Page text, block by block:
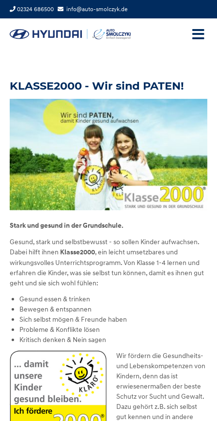
02324 686500 info@auto-smolczyk.de
KLASSE2000 - Wir sind PATEN!
Stark und gesund in der Grundschule.
Gesund, stark und selbstbewusst - so sollen Kinder aufwachsen.
Dabei hilft ihnen Klasse2000, ein leicht umsetzbares und
wirkungsvolles Unterrichtsprogramm. Von Klasse 1-4 lernen und
erfahren die Kinder, was sie selbst tun können, damit es ihnen gut
geht und sie sich wohl fühlen:
Gesund essen & trinken
Bewegen & entspannen
Sich selbst mögen & Freunde haben
Probleme & Konflikte lösen
Kritisch denken & Nein sagen
Wir fördern die Gesundheits-
und Lebenskompetenzen von
Kindern, denn das ist
erwiesenermaßen der beste
Schutz vor Sucht und Gewalt.
Dazu gehört z.B. sich selbst
gut kennen und in andere